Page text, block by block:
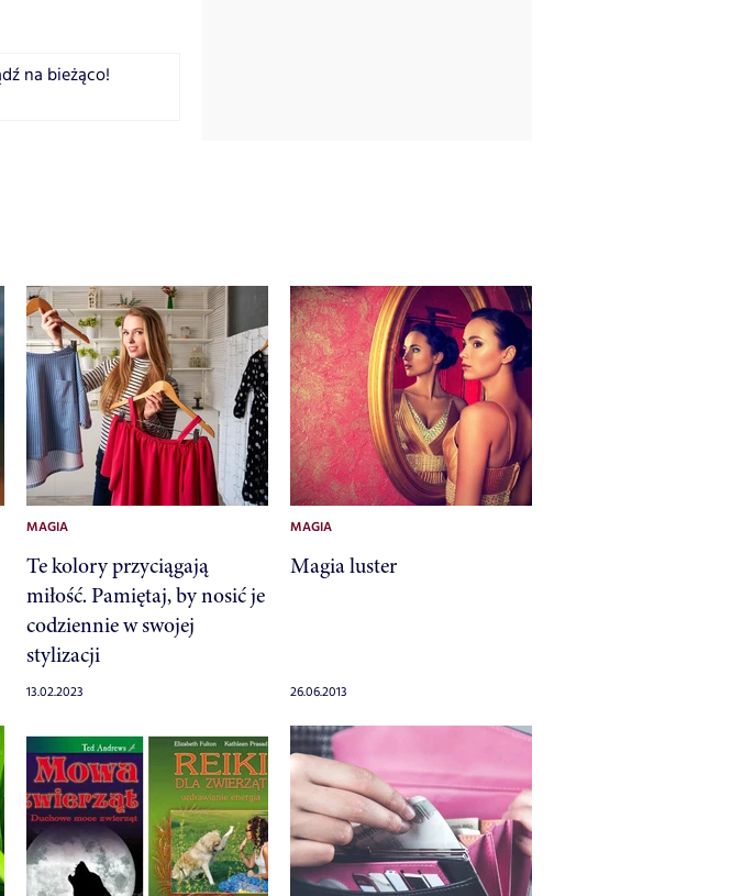
na bieżąco!
MAGIA
Te kolory przyciągają
miłość. Pamiętaj, by nosić je
codziennie w swojej
stylizacji
13.02.2023
MAGIA
Magia luster
26.06.2013